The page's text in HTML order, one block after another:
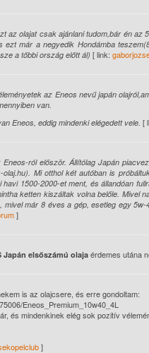
az olajat csak ajánlani tudom,bár én
ezt már a negyedik Hondámba
a tőbbi ország előtt ál) [ link:
az Eneos nevű japán
van.
Eneos, eddig mindenki elégedett vele. [
ról először. Állítólag Japán
olaj.hu). Mi otthol két autóban is
1500-2000-et ment, és állandóan
ketten kiszáltak volna belőle. Mivel
mivel már 8 éves a gép, esetleg egy
]
Japán elsőszámú olajaérdemes utána
is az olajcsere, és erre gondoltam:
Eneos_Premium_10w40_4L
és mindenkinek elég sok pozitív
]